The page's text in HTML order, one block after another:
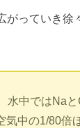
がっていき徐
水中ではNa
中の1/80倍